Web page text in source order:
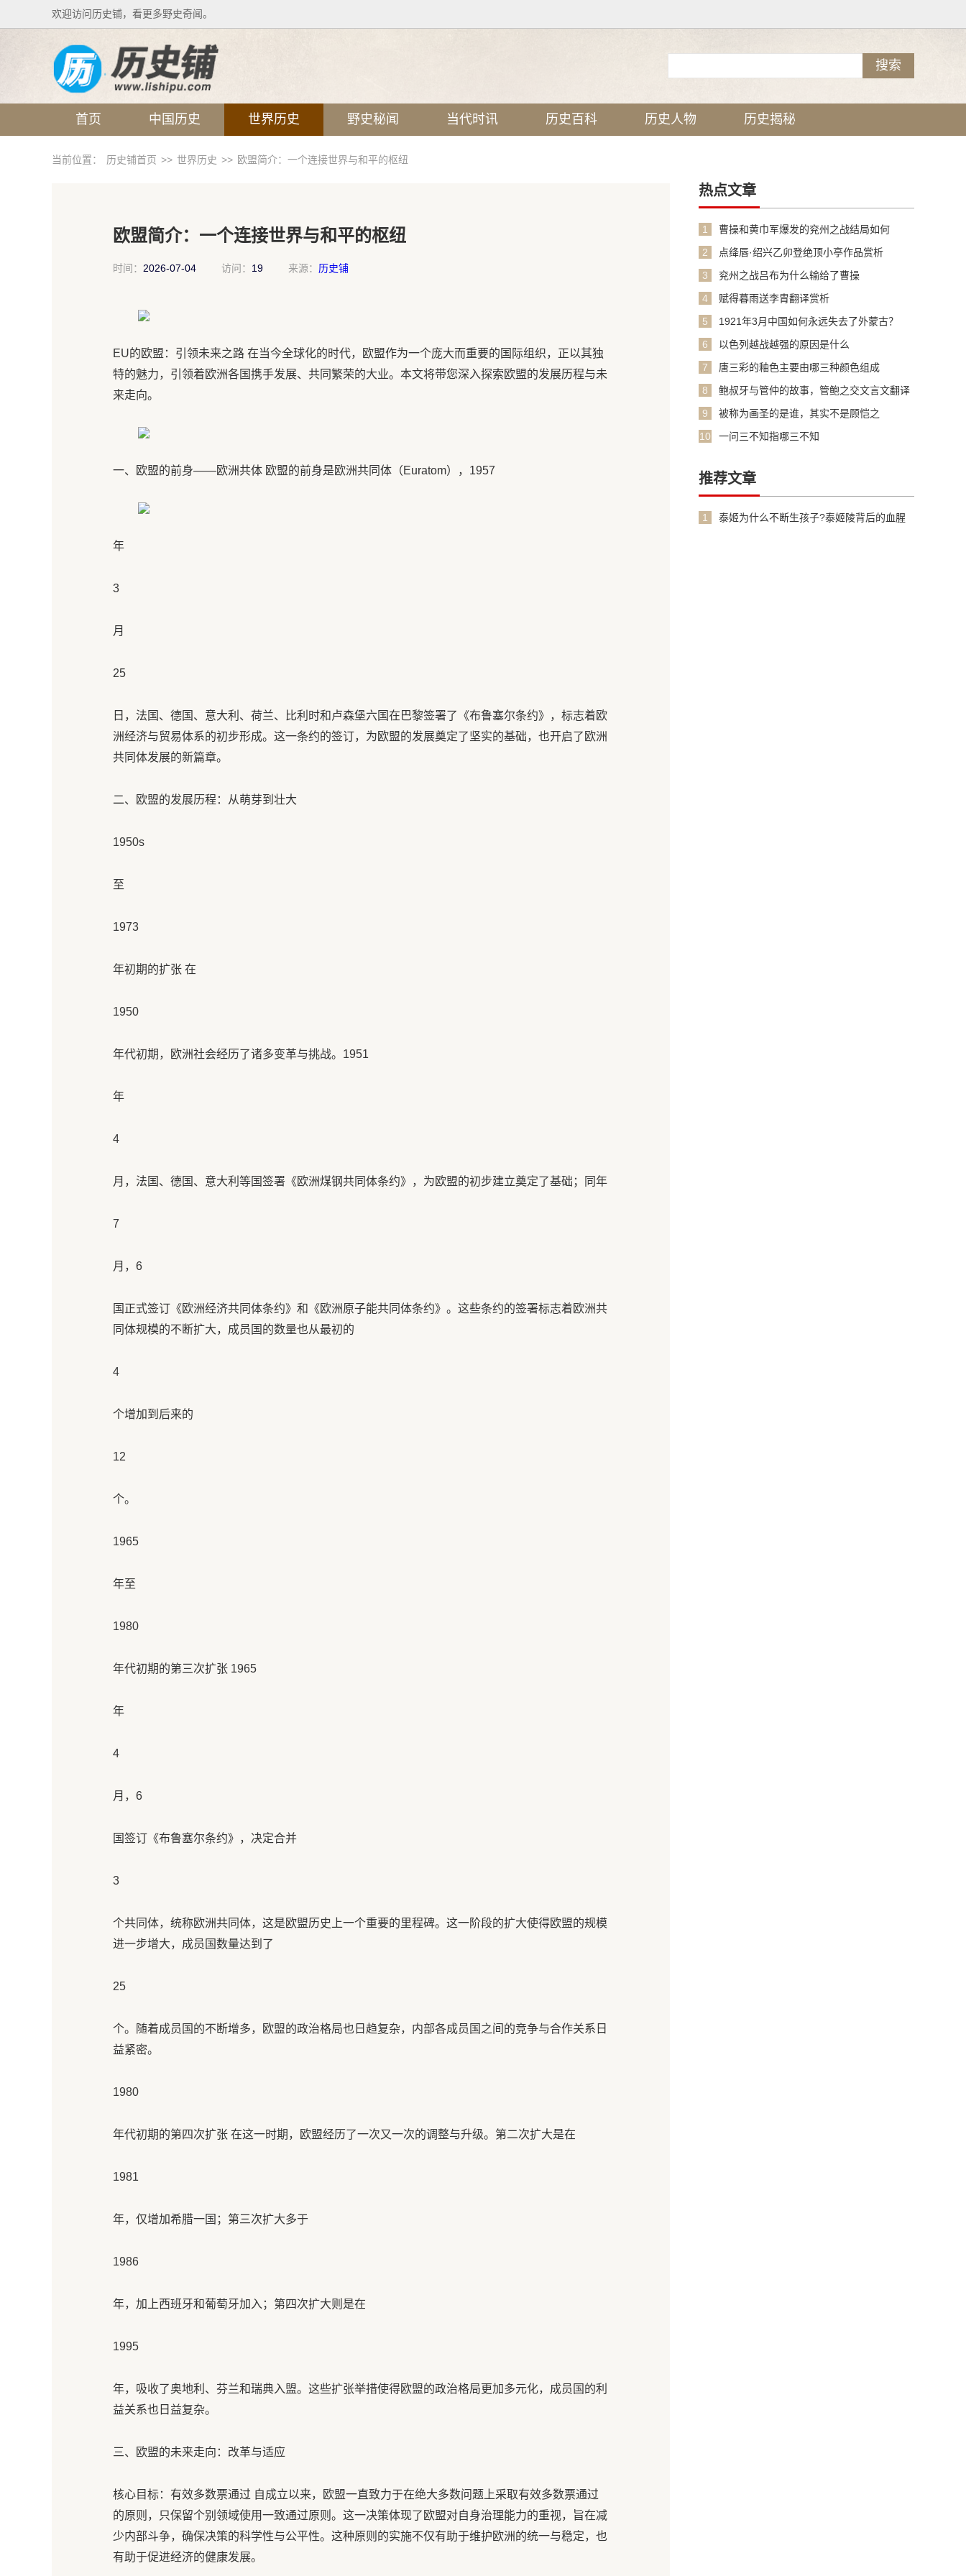
欢迎访问历史铺，看更多野史奇闻。
首页 中国历史 世界历史 野史秘闻 当代时讯 历史百科 历史人物 历史揭秘
当前位置： 历史铺首页 >> 世界历史 >> 欧盟简介：一个连接世界与和平的枢纽
欧盟简介：一个连接世界与和平的枢纽
时间： 2026-07-04 访问： 19 来源： 历史铺
EU的欧盟：引领未来之路 在当今全球化的时代，欧盟作为一个庞大而重要的国际组织，正以其独
特的魅力，引领着欧洲各国携手发展、共同繁荣的大业。本文将带您深入探索欧盟的发展历程与未
来走向。
一、欧盟的前身——欧洲共体 欧盟的前身是欧洲共同体（Euratom），1957
年
3
月
25
日，法国、德国、意大利、荷兰、比利时和卢森堡六国在巴黎签署了《布鲁塞尔条约》，标志着欧
洲经济与贸易体系的初步形成。这一条约的签订，为欧盟的发展奠定了坚实的基础，也开启了欧洲
共同体发展的新篇章。
二、欧盟的发展历程：从萌芽到壮大
1950s
至
1973
年初期的扩张 在
1950
年代初期，欧洲社会经历了诸多变革与挑战。1951
年
4
月，法国、德国、意大利等国签署《欧洲煤钢共同体条约》，为欧盟的初步建立奠定了基础；同年
7
月，6
国正式签订《欧洲经济共同体条约》和《欧洲原子能共同体条约》。这些条约的签署标志着欧洲共
同体规模的不断扩大，成员国的数量也从最初的
4
个增加到后来的
12
个。
1965
年至
1980
年代初期的第三次扩张 1965
年
4
月，6
国签订《布鲁塞尔条约》，决定合并
3
个共同体，统称欧洲共同体，这是欧盟历史上一个重要的里程碑。这一阶段的扩大使得欧盟的规模
进一步增大，成员国数量达到了
25
个。随着成员国的不断增多，欧盟的政治格局也日趋复杂，内部各成员国之间的竞争与合作关系日
益紧密。
1980
年代初期的第四次扩张 在这一时期，欧盟经历了一次又一次的调整与升级。第二次扩大是在
1981
年，仅增加希腊一国；第三次扩大多于
1986
年，加上西班牙和葡萄牙加入；第四次扩大则是在
1995
年，吸收了奥地利、芬兰和瑞典入盟。这些扩张举措使得欧盟的政治格局更加多元化，成员国的利
益关系也日益复杂。
三、欧盟的未来走向：改革与适应
核心目标：有效多数票通过 自成立以来，欧盟一直致力于在绝大多数问题上采取有效多数票通过
的原则，只保留个别领域使用一致通过原则。这一决策体现了欧盟对自身治理能力的重视，旨在减
少内部斗争，确保决策的科学性与公平性。这种原则的实施不仅有助于维护欧洲的统一与稳定，也
有助于促进经济的健康发展。
热点文章
1
曹操和黄巾军爆发的兖州之战结局如何
2
点绛唇·绍兴乙卯登绝顶小亭作品赏析
3
兖州之战吕布为什么输给了曹操
4
赋得暮雨送李胄翻译赏析
5
1921年3月中国如何永远失去了外蒙古？
6
以色列越战越强的原因是什么
7
唐三彩的釉色主要由哪三种颜色组成
8
鲍叔牙与管仲的故事，管鲍之交文言文翻译
9
被称为画圣的是谁，其实不是顾恺之
10
一问三不知指哪三不知
推荐文章
1
泰姬为什么不断生孩子?泰姬陵背后的血腥